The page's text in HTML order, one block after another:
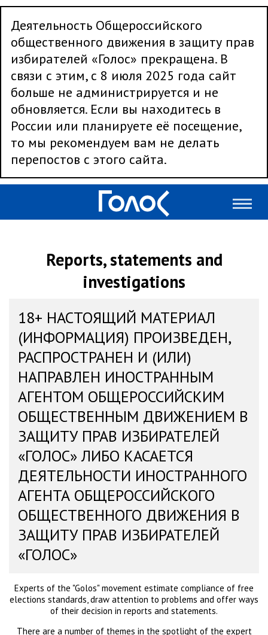
Деятельность Общероссийского
общественного движения в защиту прав
избирателей «Голос» прекращена. В
связи с этим, с 8 июля 2025 года сайт
больше не администрируется и не
обновляется. Если вы находитесь в
России или планируете её посещение,
то мы рекомендуем вам не делать
перепостов с этого сайта.
Reports, statements and
investigations
18+ НАСТОЯЩИЙ МАТЕРИАЛ
(ИНФОРМАЦИЯ) ПРОИЗВЕДЕН,
РАСПРОСТРАНЕН И (ИЛИ)
НАПРАВЛЕН ИНОСТРАННЫМ
АГЕНТОМ ОБЩЕРОССИЙСКИМ
ОБЩЕСТВЕННЫМ ДВИЖЕНИЕМ В
ЗАЩИТУ ПРАВ ИЗБИРАТЕЛЕЙ
«ГОЛОС» ЛИБО КАСАЕТСЯ
ДЕЯТЕЛЬНОСТИ ИНОСТРАННОГО
АГЕНТА ОБЩЕРОССИЙСКОГО
ОБЩЕСТВЕННОГО ДВИЖЕНИЯ В
ЗАЩИТУ ПРАВ ИЗБИРАТЕЛЕЙ
«ГОЛОС»
Experts of the "Golos" movement estimate compliance of free
elections standards, draw attention to problems and offer ways
of their decision in reports and statements.
There are a number of themes in the spotlight of the expert